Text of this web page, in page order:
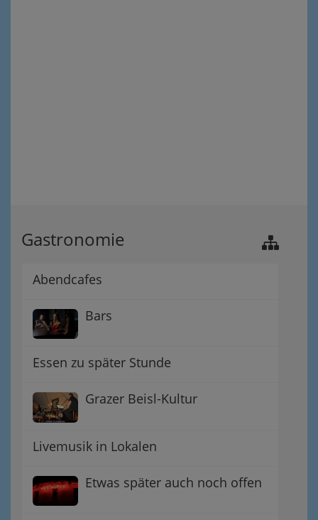
Gastronomie
Abendcafes
Bars
Essen zu später Stunde
Grazer Beisl-Kultur
Livemusik in Lokalen
Etwas später auch noch offen